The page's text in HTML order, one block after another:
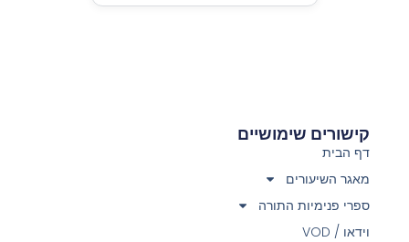
קישורים שימושיים
דף הבית
מאגר השיעורים
ספרי פנימיות התורה
וידאו / VOD